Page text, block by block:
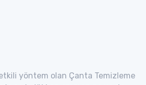
yöntem olan Çanta Temizleme